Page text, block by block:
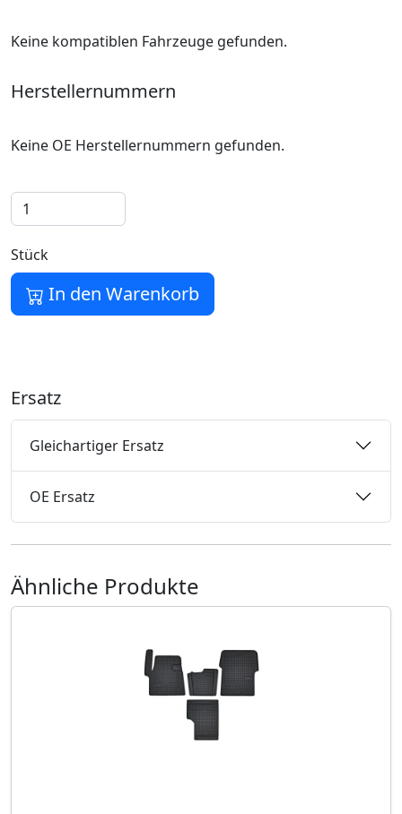
Keine kompatiblen Fahrzeuge gefunden.
Herstellernummern
Keine OE Herstellernummern gefunden.
Stück
In den Warenkorb
Ersatz
Gleichartiger Ersatz
OE Ersatz
Ähnliche Produkte